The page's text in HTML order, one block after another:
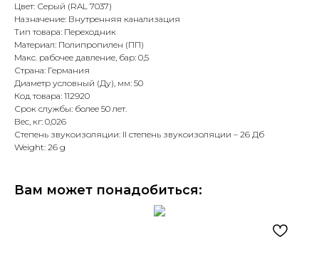
Цвет: Серый (RAL 7037)
Назначение: Внутренняя канализация
Тип товара: Переходник
Материал: Полипропилен (ПП)
Макс. рабочее давление, бар: 0,5
Страна: Германия
Диаметр условный (Ду), мм: 50
Код товара: 112920
Срок службы: более 50 лет.
Вес, кг: 0,026
Степень звукоизоляции: II степень звукоизоляции – 26 Дб
Weight: 26 g
Вам может понадобиться: